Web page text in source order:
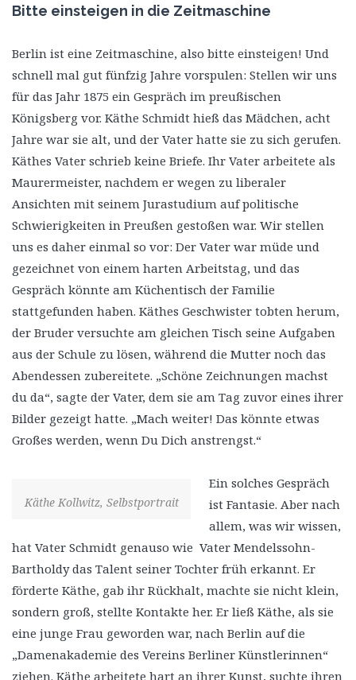
Bitte einsteigen in die Zeitmaschine
Berlin ist eine Zeitmaschine, also bitte einsteigen! Und
schnell mal gut fünfzig Jahre vorspulen: Stellen wir uns
für das Jahr 1875 ein Gespräch im preußischen
Königsberg vor. Käthe Schmidt hieß das Mädchen, acht
Jahre war sie alt, und der Vater hatte sie zu sich gerufen.
Käthes Vater schrieb keine Briefe. Ihr Vater arbeitete als
Maurermeister, nachdem er wegen zu liberaler
Ansichten mit seinem Jurastudium auf politische
Schwierigkeiten in Preußen gestoßen war. Wir stellen
uns es daher einmal so vor: Der Vater war müde und
gezeichnet von einem harten Arbeitstag, und das
Gespräch könnte am Küchentisch der Familie
stattgefunden haben. Käthes Geschwister tobten herum,
der Bruder versuchte am gleichen Tisch seine Aufgaben
aus der Schule zu lösen, während die Mutter noch das
Abendessen zubereitete. „Schöne Zeichnungen machst
du da“, sagte der Vater, dem sie am Tag zuvor eines ihrer
Bilder gezeigt hatte. „Mach weiter! Das könnte etwas
Großes werden, wenn Du Dich anstrengst.“
Käthe Kollwitz, Selbstportrait
Ein solches Gespräch
ist Fantasie. Aber nach
allem, was wir wissen,
hat Vater Schmidt genauso wie Vater Mendelssohn-
Bartholdy das Talent seiner Tochter früh erkannt. Er
förderte Käthe, gab ihr Rückhalt, machte sie nicht klein,
sondern groß, stellte Kontakte her. Er ließ Käthe, als sie
eine junge Frau geworden war, nach Berlin auf die
„Damenakademie des Vereins Berliner Künstlerinnen“
ziehen. Käthe arbeitete hart an ihrer Kunst, suchte ihren